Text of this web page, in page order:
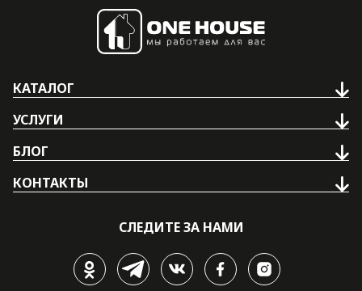
КАТАЛОГ
УСЛУГИ
БЛОГ
КОНТАКТЫ
СЛЕДИТЕ ЗА НАМИ